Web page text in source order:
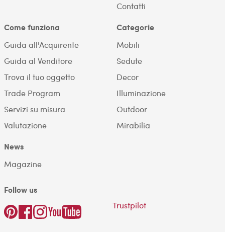
Contatti
Come funziona
Guida all'Acquirente
Guida al Venditore
Trova il tuo oggetto
Trade Program
Servizi su misura
Valutazione
Categorie
Mobili
Sedute
Decor
Illuminazione
Outdoor
Mirabilia
News
Magazine
Follow us
Trustpilot